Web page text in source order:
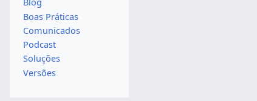
Blog
Boas Práticas
Comunicados
Podcast
Soluções
Versões